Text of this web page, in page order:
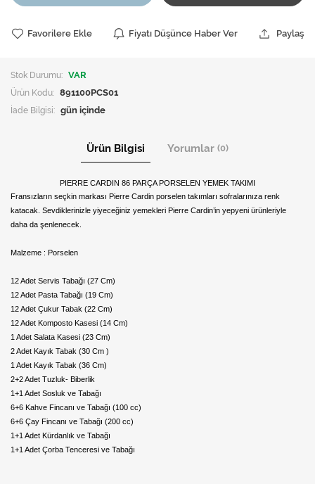
Favorilere Ekle Fiyatı Düşünce Haber Ver Paylaş
Stok Durumu: VAR
Ürün Kodu: 891100PCS01
İade Bilgisi:
Ürün Bilgisi Yorumlar (0)
PIERRE CARDIN 86 PARÇA PORSELEN YEMEK TAKIMI
Fransızların seçkin markası Pierre Cardin porselen takımları sofralarınıza renk
katacak. Sevdiklerinizle yiyeceğiniz yemekleri Pierre Cardin’in yepyeni ürünleriyle
daha da şenlenecek.
Malzeme : Porselen
12 Adet Servis Tabağı (27 Cm)
12 Adet Pasta Tabağı (19 Cm)
12 Adet Çukur Tabak (22 Cm)
12 Adet Komposto Kasesi (14 Cm)
1 Adet Salata Kasesi (23 Cm)
2 Adet Kayık Tabak (30 Cm )
1 Adet Kayık Tabak (36 Cm)
2+2 Adet Tuzluk- Biberlik
1+1 Adet Sosluk ve Tabağı
6+6 Kahve Fincanı ve Tabağı (100 cc)
6+6 Çay Fincanı ve Tabağı (200 cc)
1+1 Adet Kürdanlık ve Tabağı
1+1 Adet Çorba Tenceresi ve Tabağı